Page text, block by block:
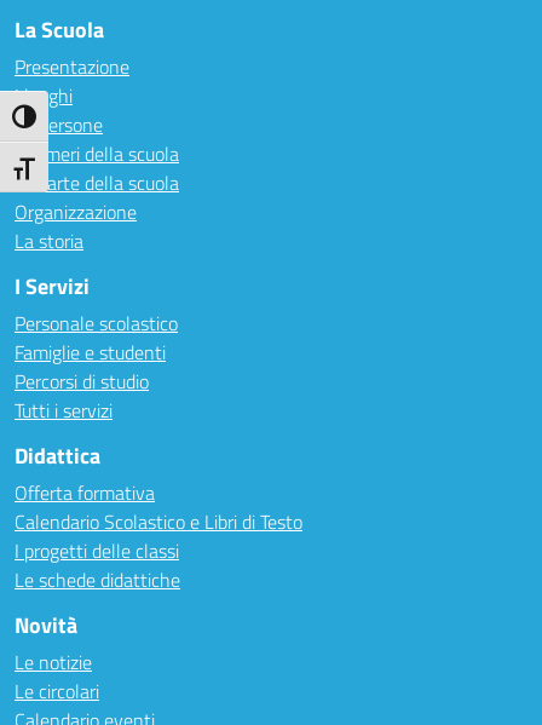
Attiva/disattiva alto contrasto
Attiva/disattiva dimensione testo
La Scuola
Presentazione
I luoghi
Le persone
I numeri della scuola
Le carte della scuola
Organizzazione
La storia
I Servizi
Personale scolastico
Famiglie e studenti
Percorsi di studio
Tutti i servizi
Didattica
Offerta formativa
Calendario Scolastico e Libri di Testo
I progetti delle classi
Le schede didattiche
Novità
Le notizie
Le circolari